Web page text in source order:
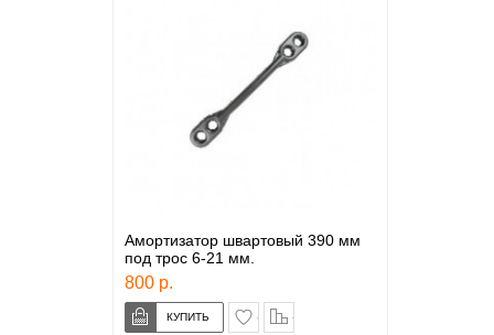
Амортизатор швартовый 390 мм
под трос 6-21 мм.
800 р.
в закладки